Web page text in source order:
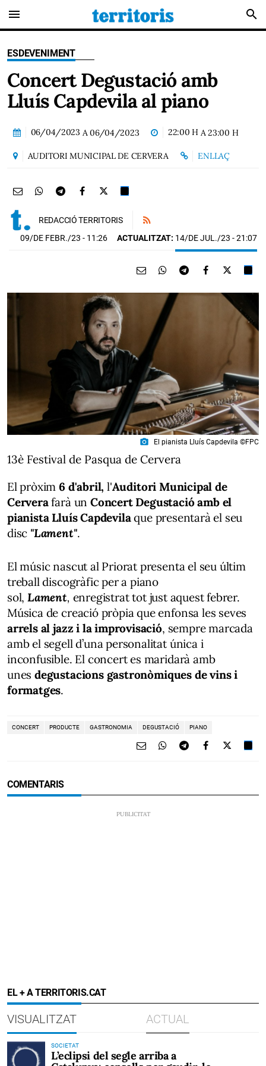
menu search
ESDEVENIMENT
Concert Degustació amb
Lluís Capdevila al piano
06/04/2023 A06/04/2023 22:00 H A23:00 H
AUDITORI MUNICIPAL DE CERVERA ENLLAÇ
REDACCIÓ TERRITORIS
09/DE FEBR./23 - 11:26 ACTUALITZAT: 14/DE JUL./23 - 21:07
photo_camera El pianista Lluís Capdevila ©FPC
13è Festival de Pasqua de Cervera
El pròxim6 d'abril, l'Auditori Municipal de
Cerverafarà un Concert Degustació amb el
pianista Lluís Capdevilaque presentarà el seu
disc "Lament".
El músic nascut al Priorat presenta el seu últim
treball discogràfic per a piano
sol, Lament, enregistrat tot just aquest febrer.
Música de creació pròpia que enfonsa les seves
arrels al jazz i la improvisació, sempre marcada
amb el segell d’una personalitat única i
inconfusible. El concert es maridarà amb
unesdegustacions gastronòmiques de vins i
formatges.
CONCERT PRODUCTE GASTRONOMIA DEGUSTACIÓ PIANO
COMENTARIS
EL + A TERRITORIS.CAT
VISUALITZAT ACTUAL
SOCIETAT
L’eclipsi del segle arriba a